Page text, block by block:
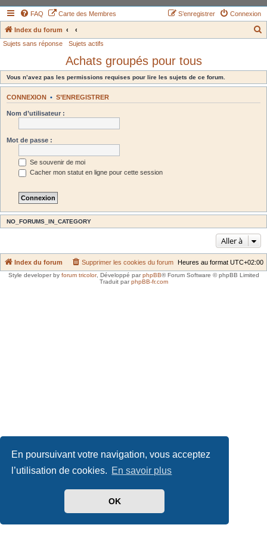
En poursuivant votre navigation, vous acceptez
l’utilisation de cookies. En savoir plus
OK
FAQ Carte des Membres Connexion
S’enregistrer
Index du forum
h
e
Sujets sans réponse Sujets actifs
Achats groupés pour tous
Vous n’avez pas les permissions requises pour lire les sujets de ce forum.
CONNEXION • S’ENREGISTRER
Nom d’utilisateur :
Mot de passe :
Se souvenir de moi
Cacher mon statut en ligne pour cette session
NO_FORUMS_IN_CATEGORY
Aller à
Index du forum Heures au format UTC+02:00
Supprimer les cookies du forum
Style developer by forum tricolor, Développé parphpBB® Forum Software © phpBB Limited
Traduit parphpBB-fr.com